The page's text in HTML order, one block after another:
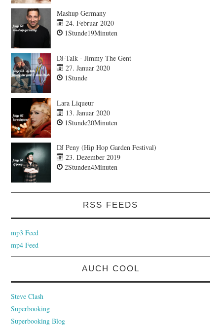
Mashup Germany
24. Februar 2020
1Stunde19Minuten
DJ-Talk - Jimmy The Gent
27. Januar 2020
1Stunde
Lara Liqueur
13. Januar 2020
1Stunde20Minuten
DJ Peny (Hip Hop Garden Festival)
23. Dezember 2019
2Stunden4Minuten
RSS FEEDS
mp3 Feed
mp4 Feed
AUCH COOL
Steve Clash
Superbooking
Superbooking Blog